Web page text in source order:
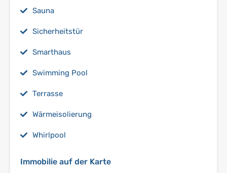
Sauna
Sicherheitstür
Smarthaus
Swimming Pool
Terrasse
Wärmeisolierung
Whirlpool
Immobilie auf der Karte